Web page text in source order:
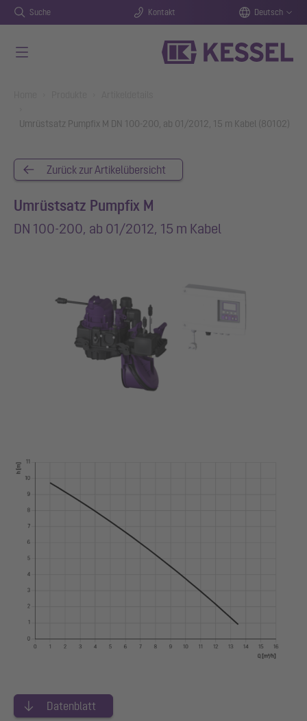
Suche Kontakt Deutsch
Umrüstsatz Pumpfix M DN 100-200, ab 01/2012, 15 m Kabel (80102)
Zurück zur Artikelübersicht
Umrüstsatz Pumpfix M
DN 100-200, ab 01/2012, 15 m Kabel
Datenblatt